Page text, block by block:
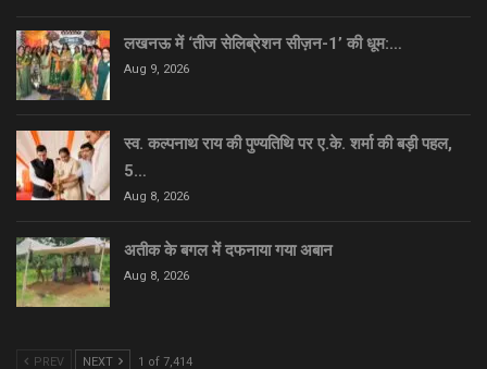
लखनऊ में ‘तीज सेलिब्रेशन सीज़न-1’ की धूम:…
Aug 9, 2026
स्व. कल्पनाथ राय की पुण्यतिथि पर ए.के. शर्मा की बड़ी पहल,
5…
Aug 8, 2026
अतीक के बगल में दफनाया गया अबान
Aug 8, 2026
PREV NEXT 1 of 7,414